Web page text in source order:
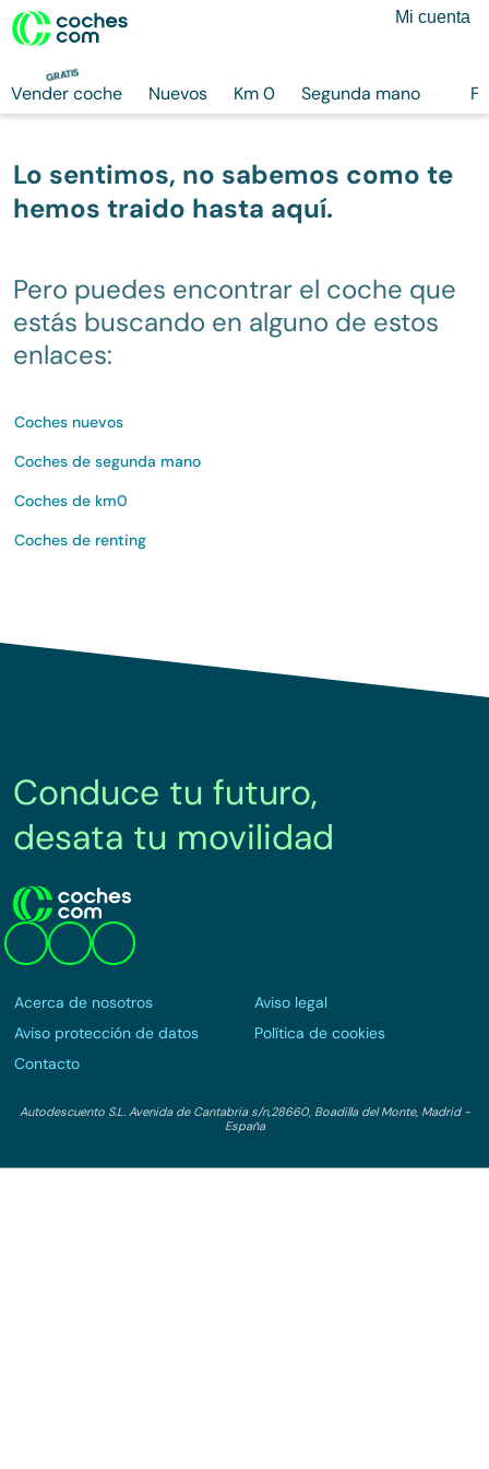
GRATIS
Vender coche Nuevos Km 0 Segunda mano
Mi cuenta
Lo sentimos, no sabemos como te
hemos traido hasta aquí.
Pero puedes encontrar el coche que
estás buscando en alguno de estos
enlaces:
Coches nuevos
Coches de segunda mano
Coches de km0
Coches de renting
Conduce tu futuro,
desata tu movilidad
Acerca de nosotros
Aviso legal
Aviso protección de datos
Política de cookies
Contacto
Autodescuento S.L. Avenida de Cantabria s/n,28660, Boadilla del Monte, Madrid -
España